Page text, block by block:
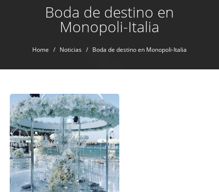
Boda de destino en
Monopoli-Italia
Home / Noticias / Boda de destino en Monopoli-Italia